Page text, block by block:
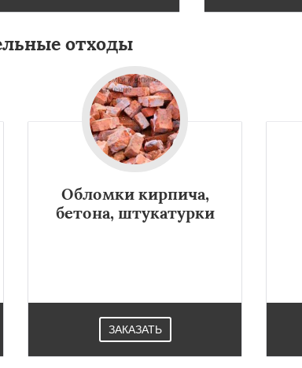
отходы
Обломки кирпича,
бетона, штукатурки
ЗАКАЗАТЬ